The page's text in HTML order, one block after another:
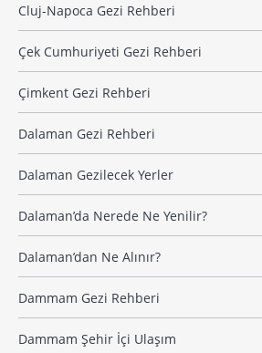
Cluj-Napoca Gezi Rehberi
Çek Cumhuriyeti Gezi Rehberi
Çimkent Gezi Rehberi
Dalaman Gezi Rehberi
Dalaman Gezilecek Yerler
Dalaman’da Nerede Ne Yenilir?
Dalaman’dan Ne Alınır?
Dammam Gezi Rehberi
Dammam Şehir İçi Ulaşım